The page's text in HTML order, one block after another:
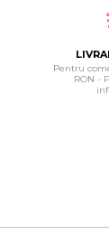
Pentru
RON -